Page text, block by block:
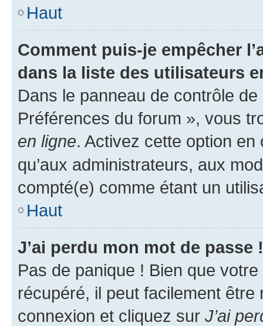
Haut
Comment puis-je empêcher
dans la liste des utilisateurs
Dans le panneau de contrôle
Préférences du forum », vous
en ligne. Activez cette option
qu’aux administrateurs, aux
compté(e) comme étant un
Haut
J’ai perdu mon mot de passe !
Pas de panique ! Bien que
récupéré, il peut facilement
connexion et cliquez sur J’ai